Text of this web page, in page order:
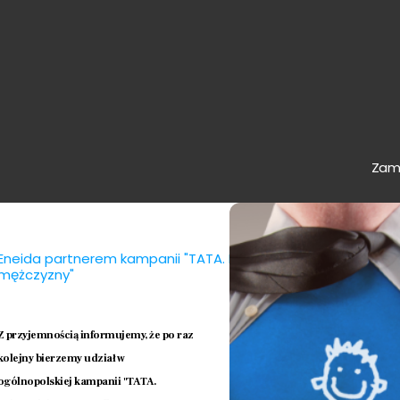
partnerem kampanii "TATA. Najważniejsze słowo dla
przyjemnością informujemy, że po raz
bierzemy udział w
kampanii "TATA.